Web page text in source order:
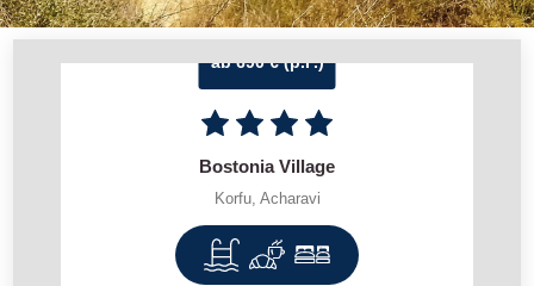
ab 690 € (p.P.)
Bostonia Village
Korfu, Acharavi